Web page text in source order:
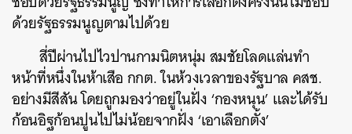
ด้วยรัฐธรรมนูญตามไปด้วย
สี่ปีผ่านไปไวปานกามนิตหนุ่ม สมชัยโลดแล่นทำ
หน้าที่หนึ่งในห้าเสือ กกต. ในห้วงเวลาของรัฐบาล คสช.
อย่างมีสีสัน โดยถูกมองว่าอยู่ในฝั่ง ‘กองหนุน’ และได้รับ
ก้อนอิฐก้อนปูนไปไม่น้อยจากฝั่ง ‘เอาเลือกตั้ง’